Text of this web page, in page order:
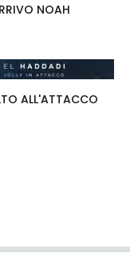
NOAH
ALL'ATTACCO